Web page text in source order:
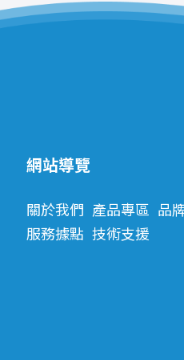
網站導覽
關於我們 產品專區 品
服務據點 技術支援